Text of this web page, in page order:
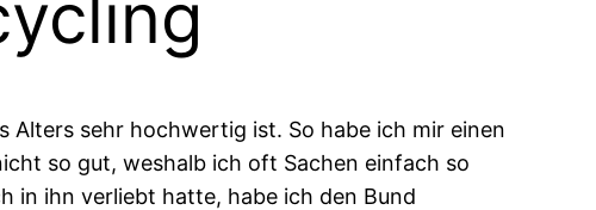
Alters sehr hochwertig ist. So habe ich mir einen
so gut, weshalb ich oft Sachen einfach so
in ihn verliebt hatte, habe ich den Bund